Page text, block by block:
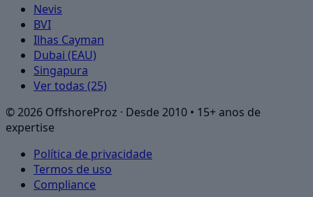
Nevis
BVI
Ilhas Cayman
Dubai (EAU)
Singapura
Ver todas (25)
©2026 OffshoreProz · Desde 2010 • 15+ anos de
expertise
Política de privacidade
Termos de uso
Compliance